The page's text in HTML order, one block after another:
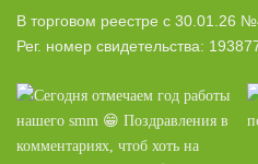
В торговом реестре с 30.01.26
Рег. номер свидетельства: